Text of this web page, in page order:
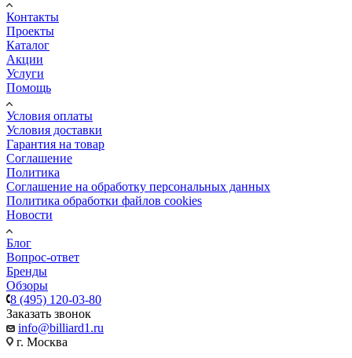
Контакты
Проекты
Каталог
Акции
Услуги
Помощь
Условия оплаты
Условия доставки
Гарантия на товар
Соглашение
Политика
Соглашение на обработку персональных данных
Политика обработки файлов cookies
Новости
Блог
Вопрос-ответ
Бренды
Обзоры
8 (495) 120-03-80
Заказать звонок
info@billiard1.ru
г. Москва